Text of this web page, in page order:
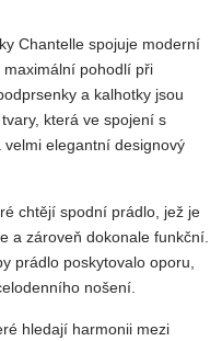
Chantelle spojuje moderní
pohodlí při
a kalhotky jsou
která ve spojení s
elegantní designový
chtějí spodní prádlo, jež je
a zároveň dokonale funkční.
prádlo poskytovalo oporu,
nošení.
hledají harmonii mezi